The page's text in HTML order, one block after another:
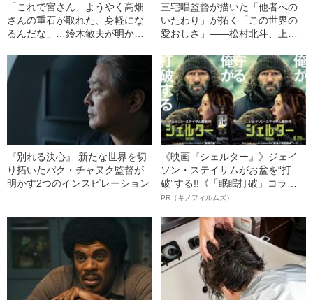
「これで宮さん、ようやく高畑
さんの重石が取れた、身軽にな
るんだな」…鈴木敏夫が明かし
なかの“宮崎駿と高畑勲”《アカデ
ミー賞受賞》
三宅唱監督が描いた「他者への
いたわり」が拓く「この世界の
愛おしさ」――松村北斗、上白
『別れる決心』 新たな世界を切
り拓いたパク・チャヌク監督が
明かす2つのインスピレーション
《映画『シェルター』》ジェイ
ソン・ステイサムがお盆を“打
破”する!!《「眠眠打破」コラ
ボ》
PR（キノフィルムズ）